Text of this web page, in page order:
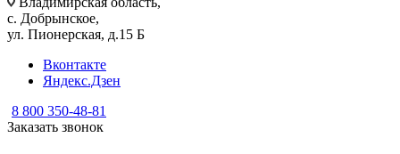
с. Добрынское,
ул. Пионерская, д.15 Б
Вконтакте
Яндекс.Дзен
8 800 350-48-81
Заказать звонок